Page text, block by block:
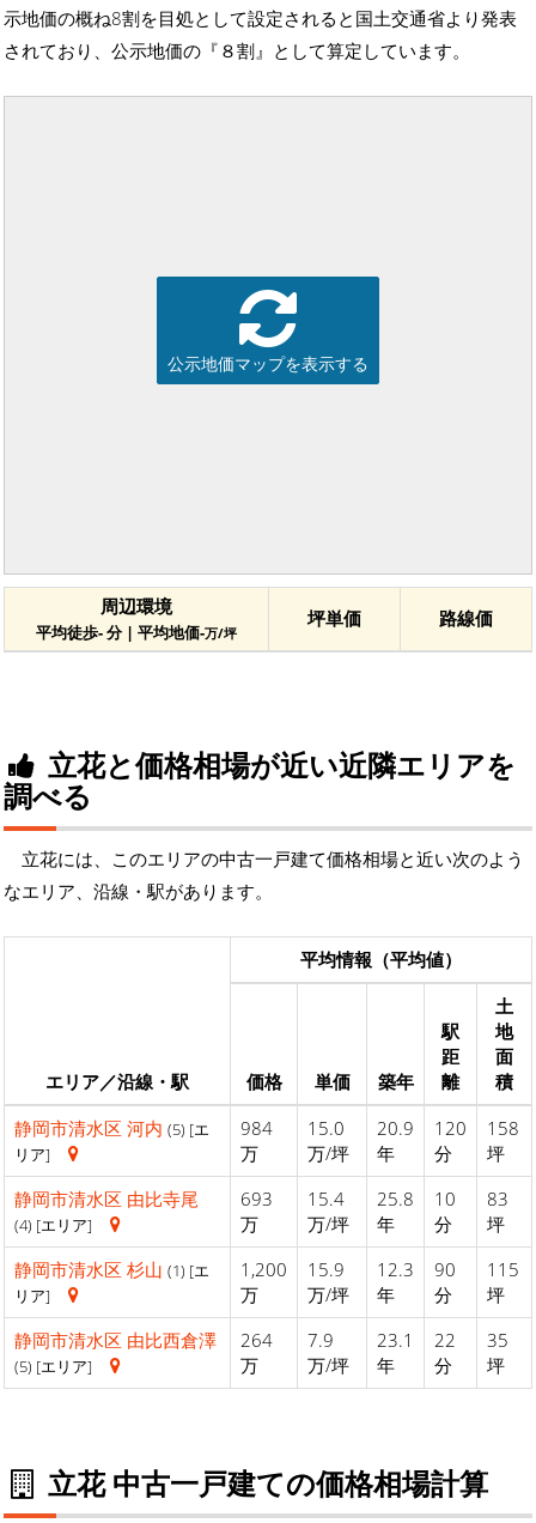
示地価の概ね8割を目処として設定されると国土交通省より発表
されており、公示地価の『８割』として算定しています。
公示地価マップを表示する
周辺環境
平均徒歩- 分 | 平均地価-万/坪
坪単価 路線価
立花と価格相場が近い近隣エリアを
調べる
立花には、このエリアの中古一戸建て価格相場と近い次のよう
なエリア、沿線・駅があります。
エリア／沿線・駅
平均情報（平均値）
価格 単価 築年
駅
距
離
土
地
面
積
静岡市清水区 河内 (5) [エ
リア]
984
万
15.0
万/坪
20.9
年
120
分
158
坪
静岡市清水区 由比寺尾
(4) [エリア]
693
万
15.4
万/坪
25.8
年
10
分
83
坪
静岡市清水区 杉山 (1) [エ
リア]
1,200
万
15.9
万/坪
12.3
年
90
分
115
坪
静岡市清水区 由比西倉澤
(5) [エリア]
264
万
7.9
万/坪
23.1
年
22
分
35
坪
立花 中古一戸建ての価格相場計算